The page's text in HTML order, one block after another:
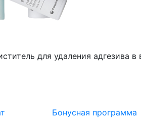
для удаления адгезива
Бонусная программа